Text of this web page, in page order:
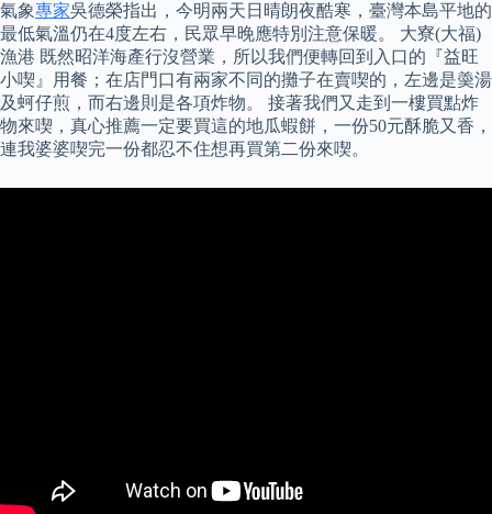
氣象專家吳德榮指出，今明兩天日晴朗夜酷寒，臺灣本島平地的
最低氣溫仍在4度左右，民眾早晚應特別注意保暖。 大寮(大福)
漁港 既然昭洋海產行沒營業，所以我們便轉回到入口的『益旺
小喫』用餐；在店門口有兩家不同的攤子在賣喫的，左邊是羮湯
及蚵仔煎，而右邊則是各項炸物。 接著我們又走到一樓買點炸
物來喫，真心推薦一定要買這的地瓜蝦餅，一份50元酥脆又香，
連我婆婆喫完一份都忍不住想再買第二份來喫。